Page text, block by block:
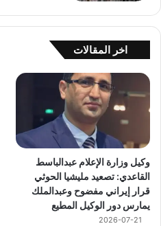
اخر المقالات
وكيل وزارة الإعلام عبدالباسط
القاعدي: تصعيد مليشيا الحوثي
قرار إيراني مفضوح وعبدالملك
يمارس دور الوكيل المطيع
2026-07-21